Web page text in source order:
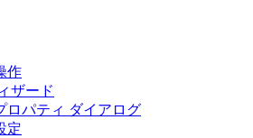
作
ザード
ロパティ ダイアログ
定